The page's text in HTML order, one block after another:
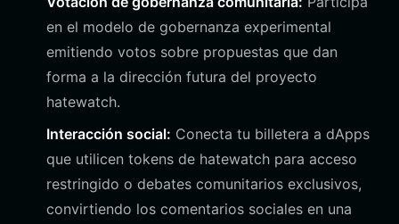
en el modelo de gobernanza experimental
emitiendo votos sobre propuestas que dan
forma a la dirección futura del proyecto
hatewatch.
Interacción social: Conecta tu billetera a dApps
que utilicen tokens de hatewatch para acceso
restringido o debates comunitarios exclusivos,
convirtiendo los comentarios sociales en una